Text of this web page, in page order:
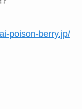
poison-berry.jp/